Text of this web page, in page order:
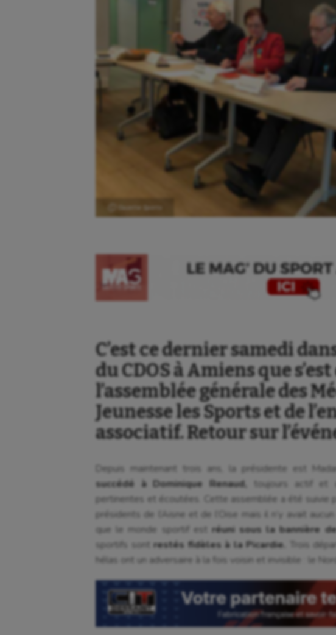
Ⓒ Gazette Sports
C’est ce dernier samedi
du CDOS à Amiens que
l’assemblée générale des
Jeunesse les Sports et de
associatif. Retour sur
Depuis maintenant trois ans, la présidente est
succédé à Dominique Renaud,
toujours actif et
pertinentes et écoutées. Cette assemblée a été suivie
présidents de l’Aisne et de l’Oise mais il n’y avait
que le monde sportif est réuni sous la bannière
sportifs sontrestés fidèles à la Picardie.
Trois
hélas ont un adversaire à la fois voisin et invisible : le